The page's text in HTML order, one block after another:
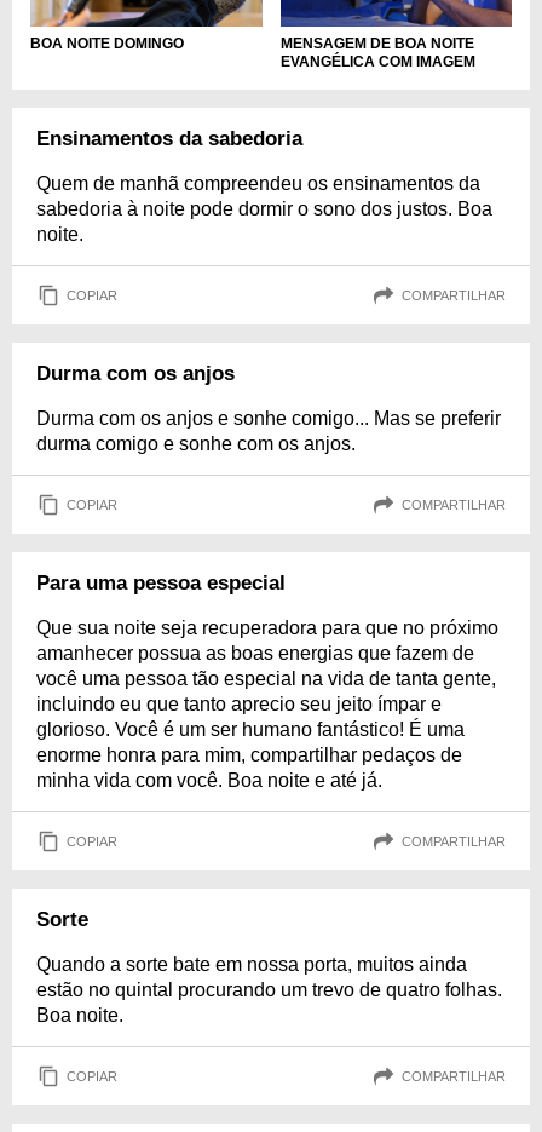
BOA NOITE DOMINGO
MENSAGEM DE BOA NOITE
EVANGÉLICA COM IMAGEM
Ensinamentos da sabedoria
Quem de manhã compreendeu os ensinamentos da
sabedoria à noite pode dormir o sono dos justos. Boa
noite.
COPIAR COMPARTILHAR
Durma com os anjos
Durma com os anjos e sonhe comigo... Mas se preferir
durma comigo e sonhe com os anjos.
COPIAR COMPARTILHAR
Para uma pessoa especial
Que sua noite seja recuperadora para que no próximo
amanhecer possua as boas energias que fazem de
você uma pessoa tão especial na vida de tanta gente,
incluindo eu que tanto aprecio seu jeito ímpar e
glorioso. Você é um ser humano fantástico! É uma
enorme honra para mim, compartilhar pedaços de
minha vida com você. Boa noite e até já.
COPIAR COMPARTILHAR
Sorte
Quando a sorte bate em nossa porta, muitos ainda
estão no quintal procurando um trevo de quatro folhas.
Boa noite.
COPIAR COMPARTILHAR